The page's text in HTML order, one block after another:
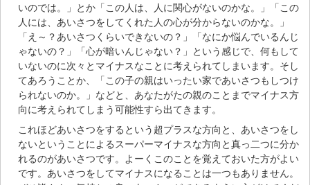
いのでは。」とか「この人は、人に関心がないのかな。」「この
人には、あいさつをしてくれた人の心が分からないのかな。」
「え～？あいさつくらいできないの？」「なにか悩んでいるんじ
ゃないの？」「心が暗いんじゃない？」という感じで、何もして
いないのに次々とマイナスなことに考えられてしまいます。そし
てあろうことか、「この子の親はいったい家であいさつもしつけ
られないのか。」などと、あなたがたの親のことまでマイナス方
向に考えられてしまう可能性すら出てきます。
これほどあいさつをするという超プラスな方向と、あいさつをし
ないということによるスーパーマイナスな方向と真っ二つに分か
れるのがあいさつです。よーくこのことを覚えておいた方がよい
です。あいさつをしてマイナスになることは一つもありません。